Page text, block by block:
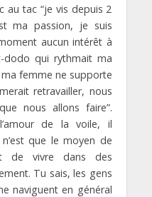
au tac “je vis depuis 2
ma passion, je suis
aucun intérêt à
dodo qui rythmait ma
femme ne supporte
retravailler, nous
nous allons faire”.
de la voile, il
que le moyen de
de vivre dans des
Tu sais, les gens
naviguent en général